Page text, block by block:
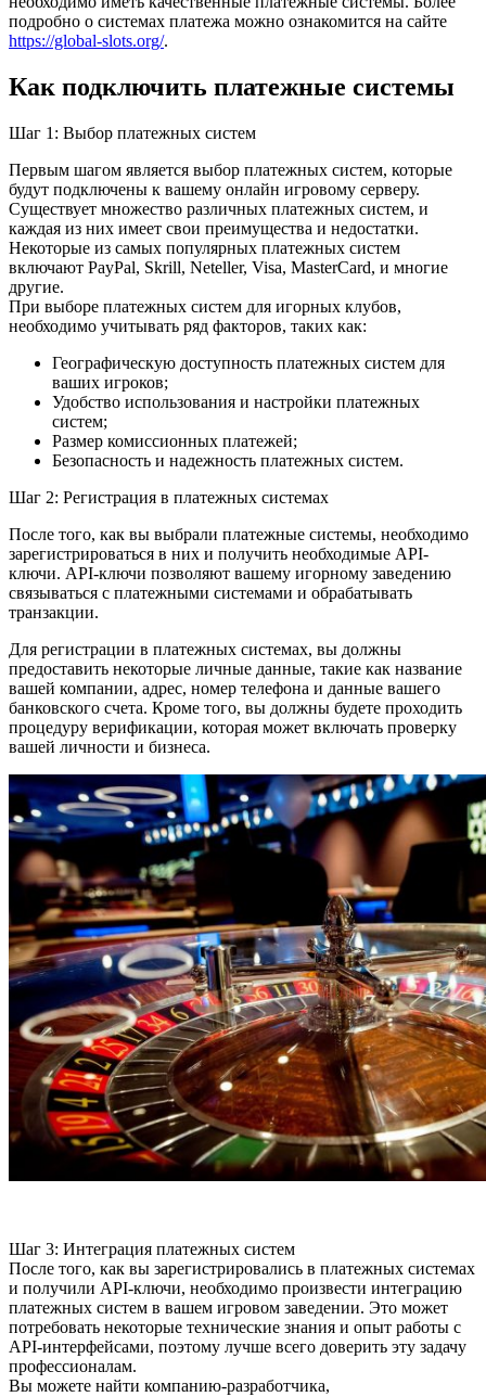
подробно о системах платежа можно ознакомится на сайте
https://global-slots.org/.
Как подключить платежные системы
Шаг 1: Выбор платежных систем
Первым шагом является выбор платежных систем, которые
будут подключены к вашему онлайн игровому серверу.
Существует множество различных платежных систем, и
каждая из них имеет свои преимущества и недостатки.
Некоторые из самых популярных платежных систем
включают PayPal, Skrill, Neteller, Visa, MasterCard, и многие
другие.
При выборе платежных систем для игорных клубов,
необходимо учитывать ряд факторов, таких как:
Географическую доступность платежных систем для
ваших игроков;
Удобство использования и настройки платежных
систем;
Размер комиссионных платежей;
Безопасность и надежность платежных систем.
Шаг 2: Регистрация в платежных системах
После того, как вы выбрали платежные системы, необходимо
зарегистрироваться в них и получить необходимые API-
ключи. API-ключи позволяют вашему игорному заведению
связываться с платежными системами и обрабатывать
транзакции.
Для регистрации в платежных системах, вы должны
предоставить некоторые личные данные, такие как название
вашей компании, адрес, номер телефона и данные вашего
банковского счета. Кроме того, вы должны будете проходить
процедуру верификации, которая может включать проверку
вашей личности и бизнеса.
Шаг 3: Интеграция платежных систем
После того, как вы зарегистрировались в платежных системах
и получили API-ключи, необходимо произвести интеграцию
платежных систем в вашем игровом заведении. Это может
потребовать некоторые технические знания и опыт работы с
API-интерфейсами, поэтому лучше всего доверить эту задачу
профессионалам.
Вы можете найти компанию-разработчика,